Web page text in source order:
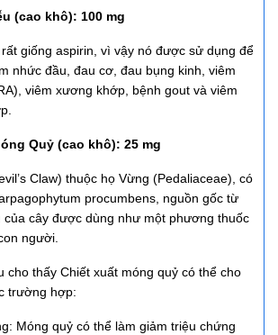
(cao khô): 100 mg
giống aspirin, vì vậy nó được sử dụng để
nhức đầu, đau cơ, đau bụng kinh, viêm
viêm xương khớp, bệnh gout và viêm
Quỷ (cao khô): 25 mg
Claw) thuộc họ Vừng (Pedaliaceae), có
procumbens, nguồn gốc từ
của cây được dùng như một phương thuốc
người.
cho thấy Chiết xuất móng quỷ có thể cho
trường hợp:
Móng quỷ có thể làm giảm triệu chứng